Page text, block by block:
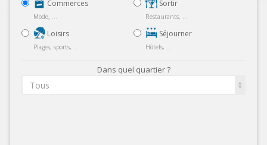
Commerces
Mode, ...
Loisirs
Plages, sports, ...
Sortir
Restaurants, ...
Séjourner
Hôtels, ...
Dans quel quartier ?
Tous